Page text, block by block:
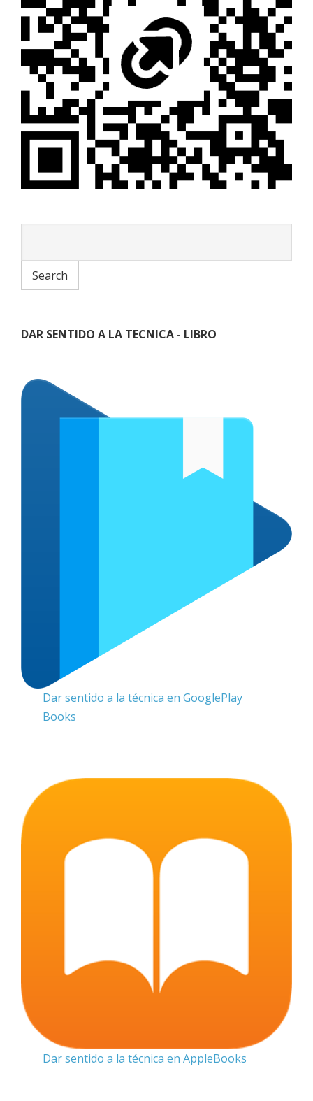
DAR SENTIDO A LA TECNICA - LIBRO
Dar sentido a la técnica en GooglePlay
Books
Dar sentido a la técnica en AppleBooks